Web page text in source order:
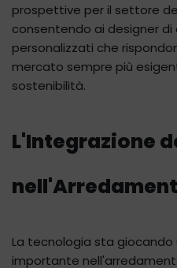
prospettive per il settore
consentendo ai designer
personalizzati che
mercato sempre più
sostenibilità.
L'Integrazione
La tecnologia sta giocando
importante